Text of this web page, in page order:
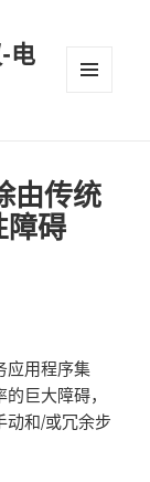
电
由传统
障碍
应用程序集
巨大障碍，
动和/或冗余步